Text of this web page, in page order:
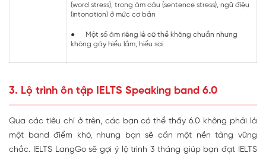
(word stress), trọng âm câu (sentence stress), ngữ điệu
(intonation) ở mức cơ bản
● Một số âm riêng lẻ có thể không chuẩn nhưng
không gây hiểu lầm, hiểu sai
3. Lộ trình ôn tập IELTS Speaking band 6.0
Qua các tiêu chí ở trên, các bạn có thể thấy 6.0 không phải là
một band điểm khó, nhưng bạn sẽ cần một nền tảng vững
chắc. IELTS LangGo sẽ gợi ý lộ trình 3 tháng giúp bạn đạt IELTS